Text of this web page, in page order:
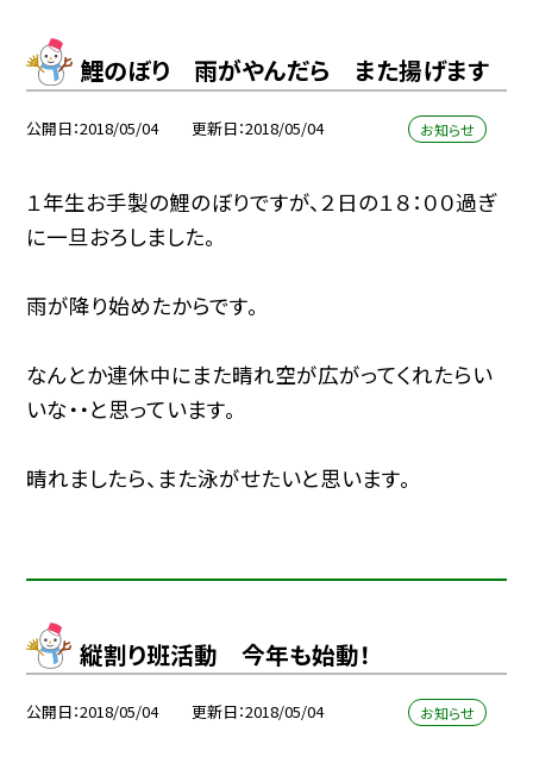
鯉のぼり 雨がやんだら また揚げます
公開日 2018/05/04 更新日 2018/05/04 お知らせ
１年生お手製の鯉のぼりですが、２日の１８：００過ぎ
に一旦おろしました。
雨が降り始めたからです。
なんとか連休中にまた晴れ空が広がってくれたらい
いな・・と思っています。
晴れましたら、また泳がせたいと思います。
縦割り班活動 今年も始動！
公開日 2018/05/04 更新日 2018/05/04 お知らせ